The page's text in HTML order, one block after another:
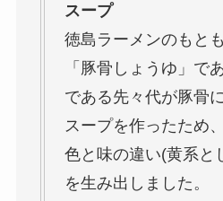
スープ
徳島ラーメンのもと
「豚骨しょうゆ」で
である先々代が豚骨
スープを作ったため
色と味の違い(黄系と
を生み出しました。